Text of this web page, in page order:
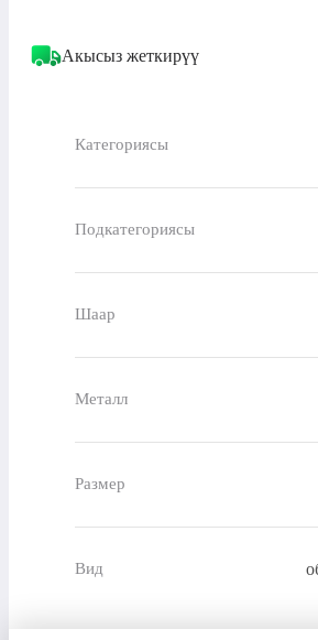
Акысыз жеткирүү
Категориясы
Подкатегориясы
Шаар
Металл
Размер
Вид